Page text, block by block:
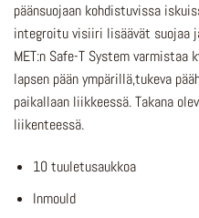
päänsuojaan kohdistuvissa
integroitu visiiri lisäävät suojaa
MET:n Safe-T System varmistaa
lapsen pään ympärillä,tukeva
paikallaan liikkeessä. Takana
liikenteessä.
10 tuuletusaukkoa
Inmould